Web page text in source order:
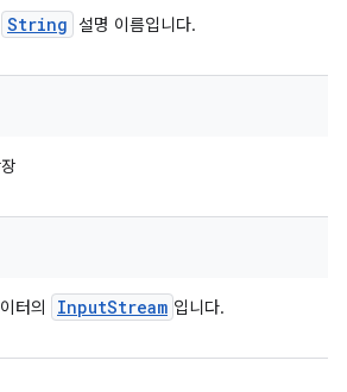
String 설명 이름입니다.
터의 InputStream 입니다.